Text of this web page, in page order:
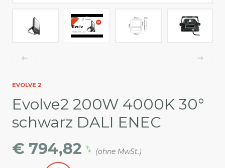
EVOLVE 2
Evolve2 200W 4000K 30°
schwarz DALI ENEC
€ 794,82
(ohne MwSt.)